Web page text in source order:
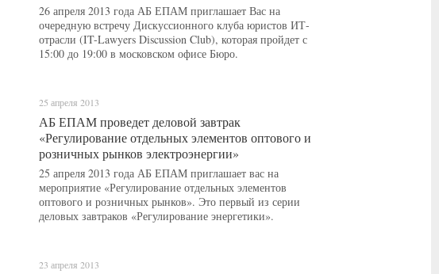
26 апреля 2013 года АБ ЕПАМ приглашает Вас на
очередную встречу Дискуссионного клуба юристов ИТ-
отрасли (IT-Lawyers Discussion Club), которая пройдет с
15:00 до 19:00 в московском офисе Бюро.
25 апреля 2013
АБ ЕПАМ проведет деловой завтрак
«Регулирование отдельных элементов оптового и
розничных рынков электроэнергии»
25 апреля 2013 года АБ ЕПАМ приглашает вас на
мероприятие «Регулирование отдельных элементов
оптового и розничных рынков». Это первый из серии
деловых завтраков «Регулирование энергетики».
23 апреля 2013